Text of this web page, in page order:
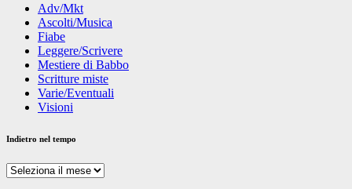
Adv/Mkt
Ascolti/Musica
Fiabe
Leggere/Scrivere
Mestiere di Babbo
Scritture miste
Varie/Eventuali
Visioni
Indietro nel tempo
Indietro